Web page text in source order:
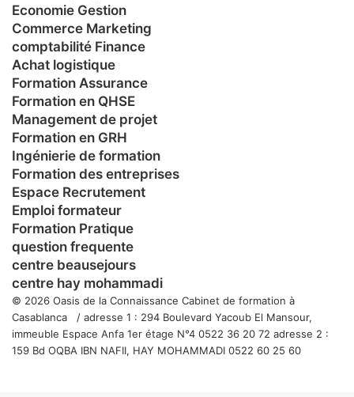
Economie Gestion
Commerce Marketing
comptabilité Finance
Achat logistique
Formation Assurance
Formation en QHSE
Management de projet
Formation en GRH
Ingénierie de formation
Formation des entreprises
Espace Recrutement
Emploi formateur
Formation Pratique
question frequente
centre beausejours
centre hay mohammadi
© 2026 Oasis de la Connaissance Cabinet de formation à
Casablanca / adresse 1 : 294 Boulevard Yacoub El Mansour,
immeuble Espace Anfa 1er étage N°4 0522 36 20 72 adresse 2 :
159 Bd OQBA IBN NAFII, HAY MOHAMMADI 0522 60 25 60